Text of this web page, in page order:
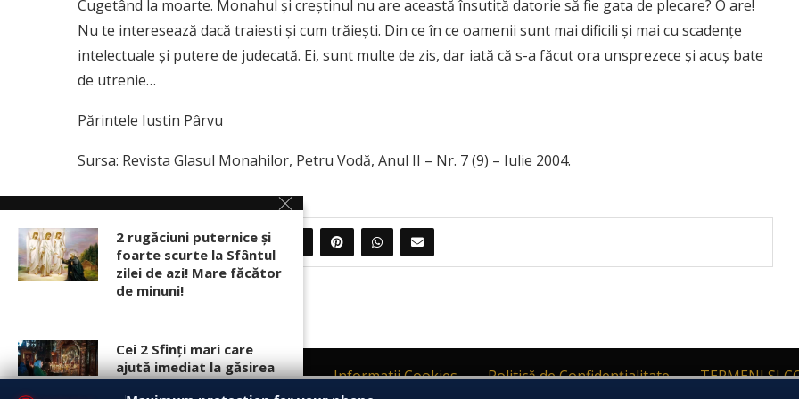
Cugetând la moarte. Monahul şi creştinul nu are această însutită datorie să fie gata de plecare? O are!
Nu te interesează dacă traiesti şi cum trăieşti. Din ce în ce oamenii sunt mai dificili şi mai cu scadenţe
intelectuale şi putere de judecată. Ei, sunt multe de zis, dar iată că s-a făcut ora unsprezece şi acuş bate
de utrenie…
Părintele Iustin Pârvu
Sursa: Revista Glasul Monahilor, Petru Vodă, Anul II – Nr. 7 (9) – Iulie 2004.
PARTAJEAZA 0
Contact Informatii Cookies Politică de Confidențialitate
TERMENI SI
2 rugăciuni puternice şi
foarte scurte la Sfântul
zilei de azi! Mare făcător
de minuni!
Cei 2 Sfinţi mari care
ajută imediat la găsirea
unui loc bun de muncă!
Acest site foloseste respectand Regulamentul (UE) privind protecția persoanelor fizice în ceea ce privește prelucrarea